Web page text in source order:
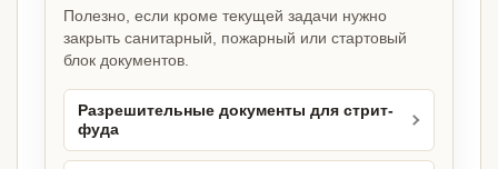
Полезно, если кроме текущей задачи нужно
закрыть санитарный, пожарный или стартовый
блок документов.
Разрешительные документы для стрит-
фуда